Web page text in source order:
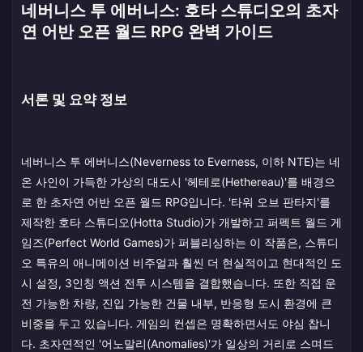
네버니스 투 에버니스: 호타 스튜디오의 초자
연 어반 오픈 월드 RPG 완벽 가이드
서론 및 요약 정보
네버니스 투 에버니스(Neverness to Everness, 이하 NTE)는 네
온 사인이 가득한 가상의 대도시 '헤테로(Hethereau)'를 배경으
로 한 초자연 어반 오픈 월드 RPG입니다. '타워 오브 판타지'를
제작한 호타 스튜디오(Hotta Studio)가 개발하고 퍼펙트 월드 게
임즈(Perfect World Games)가 퍼블리싱하는 이 작품은, 스튜디
오 특유의 애니메이션 비주얼과 훨씬 더 현실적이고 현대적인 도
시 설정, 3인칭 액션 전투 시스템을 결합했습니다. 또한 직접 운
전 가능한 차량, 진입 가능한 건물 내부, 반응형 도시 환경에 큰
비중을 두고 있습니다. 게임의 컨셉은 명확하면서도 야심 찹니
다. 초자연적인 '어노말리(Anomalies)'가 일상의 거리로 스며드